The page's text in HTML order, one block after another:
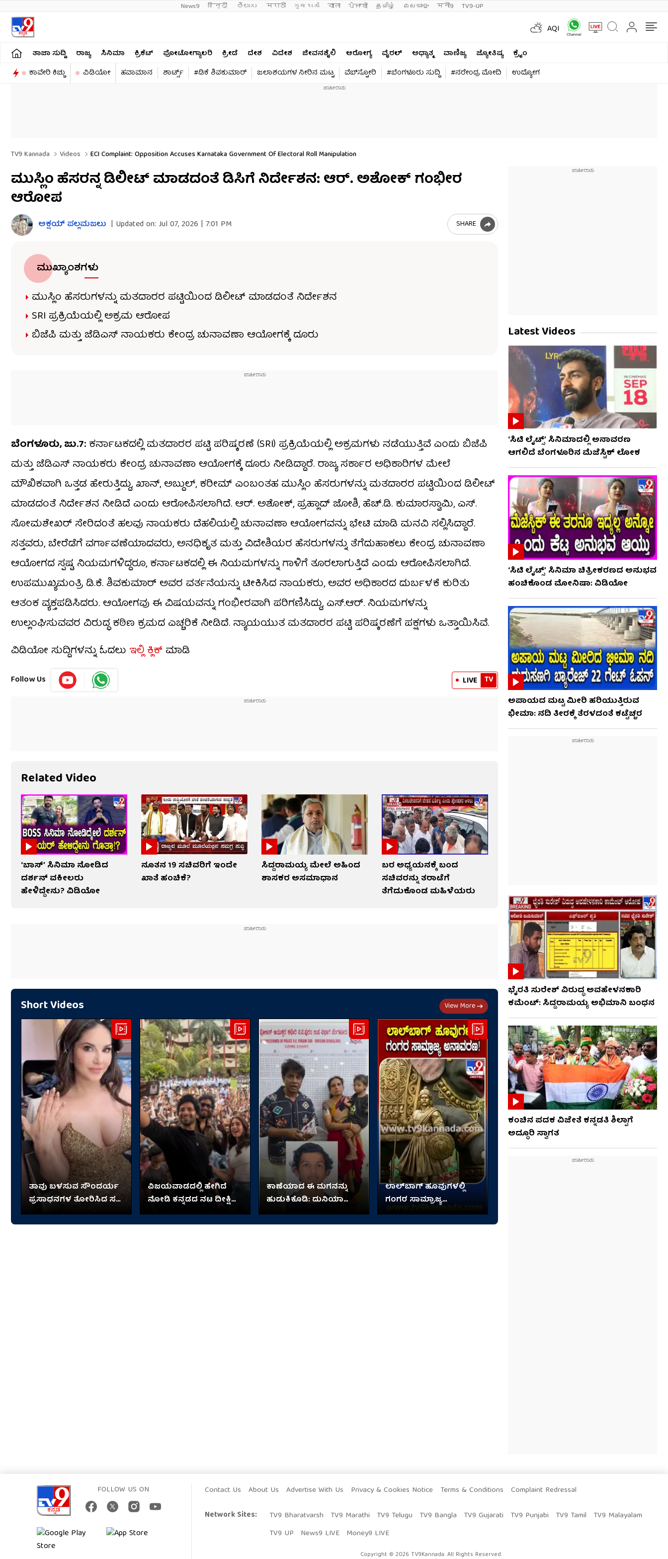
News9 हिन्दी తెలుగు मराठी ગુજરાતી বাংলা ਪੰਜਾਬੀ தமிழ் മലയാളം मनी9 TV9-UP
AQI
ತಾಜಾ ಸುದ್ದಿ ರಾಜ್ಯ ಸಿನಿಮಾ ಕ್ರಿಕೆಟ್​ ಫೋಟೋಗ್ಯಾಲರಿ ಕ್ರೀಡೆ ದೇಶ ವಿದೇಶ ಜೀವನಶೈಲಿ ಆರೋಗ್ಯ ವೈರಲ್​ ಅಧ್ಯಾತ್ಮ ವಾಣಿಜ್ಯ ಜ್ಯೋತಿಷ್ಯ
ಕ್ರೈಂ
ಕಾವೇರಿ ಕಿಚ್ಚು
ವಿಡಿಯೋ ಹವಾಮಾನ ಶಾರ್ಟ್ಸ್​ #ಡಿಕೆ ಶಿವಕುಮಾರ್​ ಜಲಾಶಯಗಳ ನೀರಿನ ಮಟ್ಟ ವೆಬ್​ಸ್ಟೋರಿ #ಬೆಂಗಳೂರು ಸುದ್ದಿ #ನರೇಂದ್ರ ಮೋದಿ ಉದ್ಯೋಗ
TV9 Kannada Videos ECI Complaint: Opposition Accuses Karnataka Government Of Electoral Roll Manipulation
ಮುಸ್ಲಿಂ ಹೆಸರನ್ನ ಡಿಲೀಟ್ ಮಾಡದಂತೆ ಡಿಸಿಗೆ ನಿರ್ದೇಶನ: ಆರ್. ಅಶೋಕ್ ಗಂಭೀರ
ಆರೋಪ
ಅಕ್ಷಯ್​ ಪಲ್ಲಮಜಲು​​ | Updated on: Jul 07, 2026 | 7:01 PM SHARE
ಮುಖ್ಯಾಂಶಗಳು
ಮುಸ್ಲಿಂ ಹೆಸರುಗಳನ್ನು ಮತದಾರರ ಪಟ್ಟಿಯಿಂದ ಡಿಲೀಟ್ ಮಾಡದಂತೆ ನಿರ್ದೇಶನ
SRI ಪ್ರಕ್ರಿಯೆಯಲ್ಲಿ ಅಕ್ರಮ ಆರೋಪ
ಬಿಜೆಪಿ ಮತ್ತು ಜೆಡಿಎಸ್ ನಾಯಕರು ಕೇಂದ್ರ ಚುನಾವಣಾ ಆಯೋಗಕ್ಕೆ ದೂರು
ಬೆಂಗಳೂರು, ಜು.7: ಕರ್ನಾಟಕದಲ್ಲಿ ಮತದಾರರ ಪಟ್ಟಿ ಪರಿಷ್ಕರಣೆ (SRI) ಪ್ರಕ್ರಿಯೆಯಲ್ಲಿ ಅಕ್ರಮಗಳು ನಡೆಯುತ್ತಿವೆ ಎಂದು ಬಿಜೆಪಿ
ಮತ್ತು ಜೆಡಿಎಸ್ ನಾಯಕರು ಕೇಂದ್ರ ಚುನಾವಣಾ ಆಯೋಗಕ್ಕೆ ದೂರು ನೀಡಿದ್ದಾರೆ. ರಾಜ್ಯ ಸರ್ಕಾರ ಅಧಿಕಾರಿಗಳ ಮೇಲೆ
ಮೌಖಿಕವಾಗಿ ಒತ್ತಡ ಹೇರುತ್ತಿದ್ದು, ಖಾನ್, ಅಬ್ದುಲ್, ಕರೀಮ್ ಎಂಬಂತಹ ಮುಸ್ಲಿಂ ಹೆಸರುಗಳನ್ನು ಮತದಾರರ ಪಟ್ಟಿಯಿಂದ ಡಿಲೀಟ್
ಮಾಡದಂತೆ ನಿರ್ದೇಶನ ನೀಡಿದೆ ಎಂದು ಆರೋಪಿಸಲಾಗಿದೆ. ಆರ್. ಅಶೋಕ್, ಪ್ರಹ್ಲಾದ್ ಜೋಶಿ, ಹೆಚ್.ಡಿ. ಕುಮಾರಸ್ವಾಮಿ, ಎಸ್.
ಸೋಮಶೇಖರ್ ಸೇರಿದಂತೆ ಹಲವು ನಾಯಕರು ದೆಹಲಿಯಲ್ಲಿ ಚುನಾವಣಾ ಆಯೋಗವನ್ನು ಭೇಟಿ ಮಾಡಿ ಮನವಿ ಸಲ್ಲಿಸಿದ್ದಾರೆ.
ಸತ್ತವರು, ಬೇರೆಡೆಗೆ ವರ್ಗಾವಣೆಯಾದವರು, ಅನಧಿಕೃತ ಮತ್ತು ವಿದೇಶಿಯರ ಹೆಸರುಗಳನ್ನು ತೆಗೆದುಹಾಕಲು ಕೇಂದ್ರ ಚುನಾವಣಾ
ಆಯೋಗದ ಸ್ಪಷ್ಟ ನಿಯಮಗಳಿದ್ದರೂ, ಕರ್ನಾಟಕದಲ್ಲಿ ಈ ನಿಯಮಗಳನ್ನು ಗಾಳಿಗೆ ತೂರಲಾಗುತ್ತಿದೆ ಎಂದು ಆರೋಪಿಸಲಾಗಿದೆ.
ಉಪಮುಖ್ಯಮಂತ್ರಿ ಡಿ.ಕೆ. ಶಿವಕುಮಾರ್ ಅವರ ವರ್ತನೆಯನ್ನು ಟೀಕಿಸಿದ ನಾಯಕರು, ಅವರ ಅಧಿಕಾರದ ದುರ್ಬಳಕೆ ಕುರಿತು
ಆತಂಕ ವ್ಯಕ್ತಪಡಿಸಿದರು. ಆಯೋಗವು ಈ ವಿಷಯವನ್ನು ಗಂಭೀರವಾಗಿ ಪರಿಗಣಿಸಿದ್ದು, ಎಸ್.ಆರ್. ನಿಯಮಗಳನ್ನು
ಉಲ್ಲಂಘಿಸುವವರ ವಿರುದ್ಧ ಕಠಿಣ ಕ್ರಮದ ಎಚ್ಚರಿಕೆ ನೀಡಿದೆ. ನ್ಯಾಯಯುತ ಮತದಾರರ ಪಟ್ಟಿ ಪರಿಷ್ಕರಣೆಗೆ ಪಕ್ಷಗಳು ಒತ್ತಾಯಿಸಿವೆ.
ವಿಡಿಯೋ ಸುದ್ದಿಗಳನ್ನು ಓದಲು ಇಲ್ಲಿ ಕ್ಲಿಕ್ ಮಾಡಿ
Follow Us LIVE TV
Related Video
‘ಬಾಸ್’ ಸಿನಿಮಾ ನೋಡಿದ
ದರ್ಶನ್ ವಕೀಲರು
ಹೇಳಿದ್ದೇನು? ವಿಡಿಯೋ
ನೂತನ 19 ಸಚಿವರಿಗೆ ಇಂದೇ
ಖಾತೆ ಹಂಚಿಕೆ?
ಸಿದ್ದರಾಮಯ್ಯ ಮೇಲೆ ಅಹಿಂದ
ಶಾಸಕರ ಅಸಮಾಧಾನ
ಬರ ಅಧ್ಯಯನಕ್ಕೆ ಬಂದ
ಸಚಿವರನ್ನು ತರಾಟೆಗೆ
ತೆಗೆದುಕೊಂಡ ಮಹಿಳೆಯರು
Short Videos View More
ತಾವು ಬಳಸುವ ಸೌಂದರ್ಯ
ಪ್ರಸಾಧನಗಳ ತೋರಿಸಿದ ಸನ್ನಿ
ಲಿಯೋನಿ
ವಿಜಯವಾಡದಲ್ಲಿ ಹೇಗಿದೆ
ನೋಡಿ ಕನ್ನಡದ ನಟ ದೀಕ್ಷಿತ್
ಶೆಟ್ಟಿ ಹವಾ
ಕಾಣೆಯಾದ ಈ ಮಗನನ್ನು
ಹುಡುಕಿಕೊಡಿ: ದುನಿಯಾ
ವಿಜಯ್ ಮನವಿ
ಲಾಲ್​ಬಾಗ್ ಹೂವುಗಳಲ್ಲಿ
ಗಂಗರ ಸಾಮ್ರಾಜ್ಯ
ಅನಾವರಣ
Latest Videos
‘ಸಿಟಿ ಲೈಟ್ಸ್’ ಸಿನಿಮಾದಲ್ಲಿ ಅನಾವರಣ
ಆಗಲಿದೆ ಬೆಂಗಳೂರಿನ ಮೆಜೆಸ್ಟಿಕ್ ಲೋಕ
‘ಸಿಟಿ ಲೈಟ್ಸ್’ ಸಿನಿಮಾ ಚಿತ್ರೀಕರಣದ ಅನುಭವ
ಹಂಚಿಕೊಂಡ ಮೋನಿಷಾ: ವಿಡಿಯೋ
ಅಪಾಯದ ಮಟ್ಟ ಮೀರಿ ಹರಿಯುತ್ತಿರುವ
ಭೀಮಾ: ನದಿ ತೀರಕ್ಕೆ ತೆರಳದಂತೆ ಕಟ್ಟೆಚ್ಚರ
ಭೈರತಿ ಸುರೇಶ್ ವಿರುದ್ಧ ಅವಹೇಳನಕಾರಿ
ಕಮೆಂಟ್: ಸಿದ್ದರಾಮಯ್ಯ ಅಭಿಮಾನಿ ಬಂಧನ
ಕಂಚಿನ ಪದಕ ವಿಜೇತೆ ಕನ್ನಡತಿ ಶಿಲ್ಪಾಗೆ
ಅದ್ಧೂರಿ ಸ್ವಾಗತ
FOLLOW US ON Contact Us About Us Advertise With Us Privacy & Cookies Notice Terms & Conditions
Complaint Redressal
Network Sites:
TV9 Bharatvarsh TV9 Marathi TV9 Telugu TV9 Bangla TV9 Gujarati TV9 Punjabi TV9 Tamil
TV9 Malayalam
TV9 UP
News9 LIVE Money9 LIVE
Copyright © 2026 TV9Kannada. All Rights Reserved.